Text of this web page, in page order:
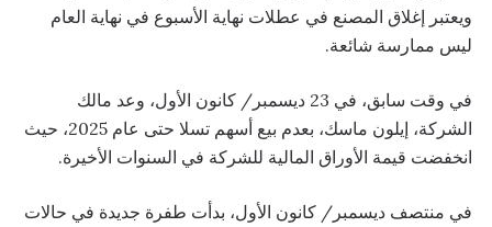
ويعتبر إغلاق المصنع في عطلات نهاية الأسبوع في نهاية العام
ليس ممارسة شائعة.
في وقت سابق، في 23 ديسمبر/ كانون الأول، وعد مالك
الشركة، إيلون ماسك، بعدم بيع أسهم تسلا حتى عام 2025، حيث
انخفضت قيمة الأوراق المالية للشركة في السنوات الأخيرة.
في منتصف ديسمبر/ كانون الأول، بدأت طفرة جديدة في حالات